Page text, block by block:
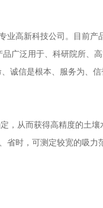
业高新科技公司。目前产
广泛用于、科研院所、
诚信是根本、服务为、
，从而获得高精度的土
省时，可测定较宽的吸力